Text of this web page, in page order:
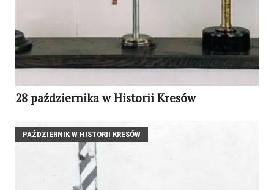
28 października w Historii Kresów
PAŹDZIERNIK W HISTORII KRESÓW